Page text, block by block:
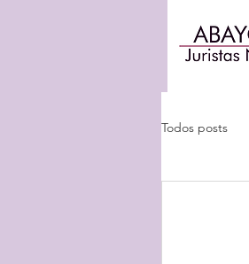
Todos posts